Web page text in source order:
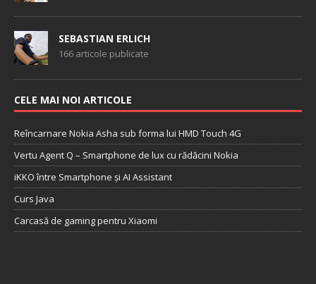
SEBASTIAN ERLICH
166 articole publicate
CELE MAI NOI ARTICOLE
Reîncarnare Nokia Asha sub forma lui HMD Touch 4G
Vertu Agent Q – Smartphone de lux cu rădăcini Nokia
iKKO între Smartphone și AI Assistant
Curs Java
Carcasă de gaming pentru Xiaomi